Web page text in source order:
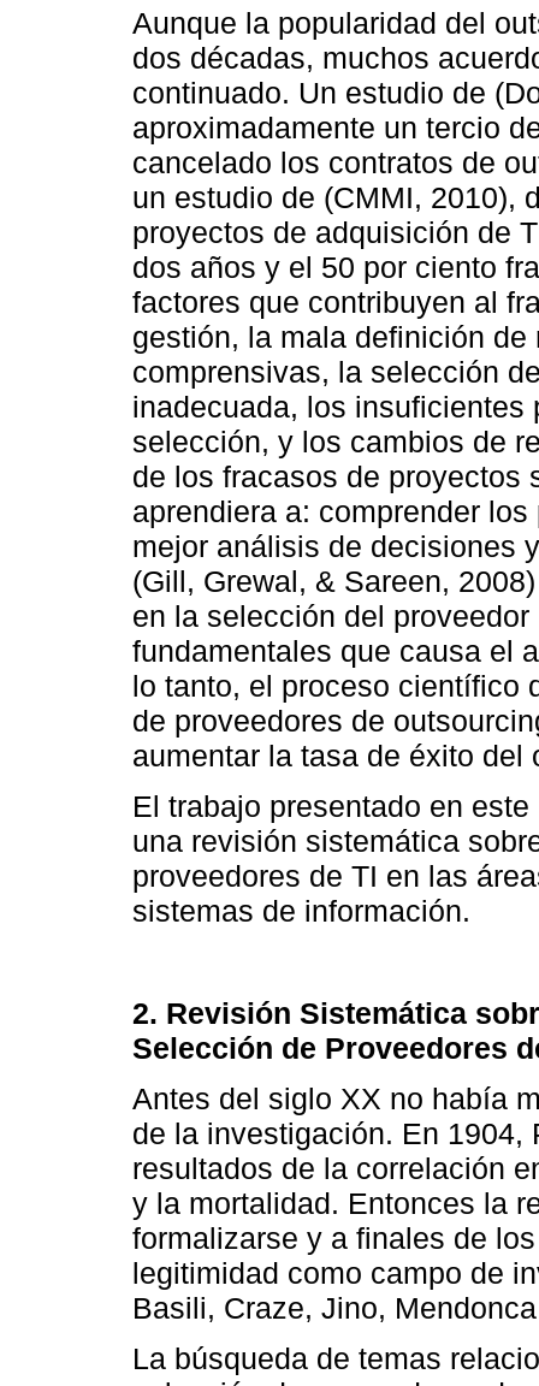
Aunque la popularidad del
dos décadas, muchos
continuado. Un estudio de
aproximadamente un tercio
cancelado los contratos de
un estudio de (CMMI, 2010),
proyectos de adquisición de
dos años y el 50 por ciento
factores que contribuyen al
gestión, la mala definición
comprensivas, la selección
inadecuada, los
selección, y los cambios de
de los fracasos de proyectos
aprendiera a: comprender
mejor análisis de decisiones
(Gill, Grewal, & Sareen,
en la selección del
fundamentales que causa el
lo tanto, el proceso científico
de proveedores de
aumentar la tasa de éxito del
El trabajo presentado en
una revisión sistemática
proveedores de TI en las
sistemas de información.
2. Revisión Sistemática
Selección de Proveedores
Antes del siglo XX no había
de la investigación. En
resultados de la correlación
y la mortalidad. Entonces la
formalizarse y a finales de
legitimidad como campo de
Basili, Craze, Jino,
La búsqueda de temas